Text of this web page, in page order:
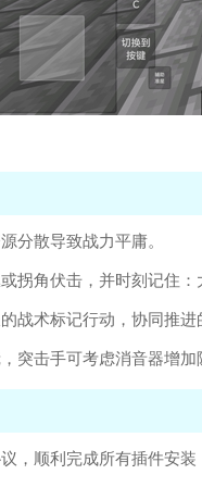
分散导致战力平庸。
拐角伏击，并时刻记住
战术标记行动，协同推进
突击手可考虑消音器增加
顺利完成所有插件安装